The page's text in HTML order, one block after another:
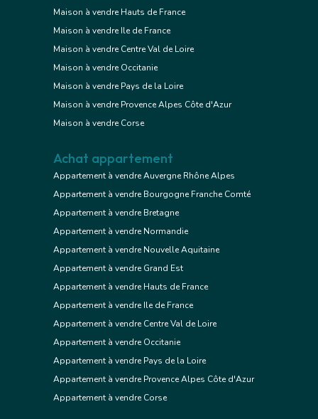
Maison à vendre Hauts de France
Maison à vendre Ile de France
Maison à vendre Centre Val de Loire
Maison à vendre Occitanie
Maison à vendre Pays de la Loire
Maison à vendre Provence Alpes Côte d'Azur
Maison à vendre Corse
Achat appartement
Appartement à vendre Auvergne Rhône Alpes
Appartement à vendre Bourgogne Franche Comté
Appartement à vendre Bretagne
Appartement à vendre Normandie
Appartement à vendre Nouvelle Aquitaine
Appartement à vendre Grand Est
Appartement à vendre Hauts de France
Appartement à vendre Ile de France
Appartement à vendre Centre Val de Loire
Appartement à vendre Occitanie
Appartement à vendre Pays de la Loire
Appartement à vendre Provence Alpes Côte d'Azur
Appartement à vendre Corse